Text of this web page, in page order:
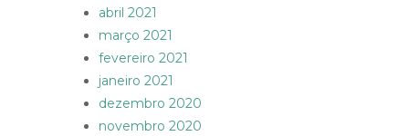
abril 2021
março 2021
fevereiro 2021
janeiro 2021
dezembro 2020
novembro 2020